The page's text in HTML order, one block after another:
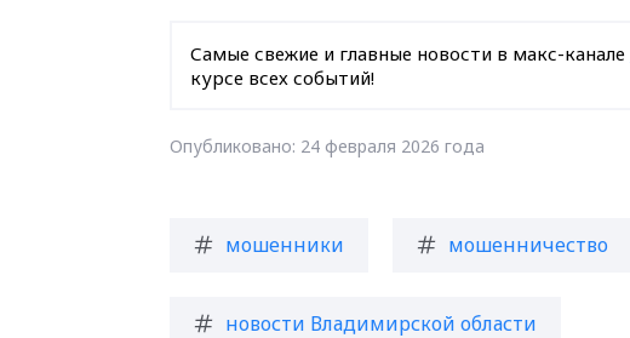
Самые свежие и главные новости в макс-канале
курсе всех событий!
Опубликовано: 24 февраля 2026 года
мошенники мошенничество
новости Владимирской области